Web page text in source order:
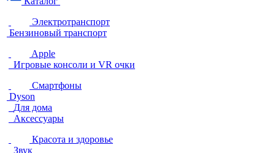
Электротранспорт
Бензиновый транспорт
Apple
Игровые консоли и VR очки
Смартфоны
Dyson
Для дома
Аксессуары
Красота и здоровье
Звук